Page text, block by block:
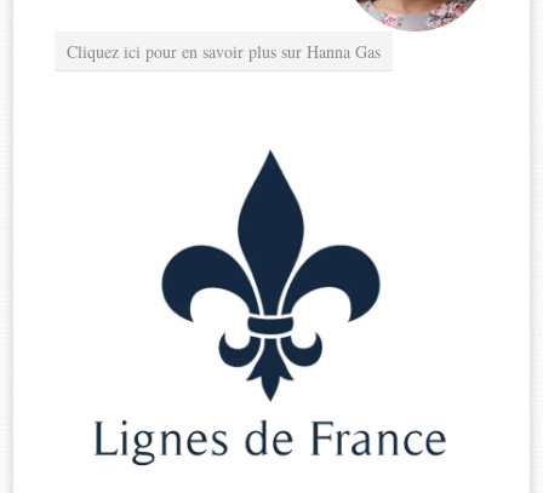
Cliquez ici pour en savoir plus sur Hanna Gas